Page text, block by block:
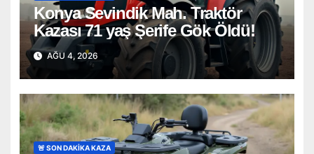
Konya Sevindik Mah. Traktör
Kazası 71 yaş Şerife Gök Öldü!
AĞU 4, 2026
🚨 SON DAKİKA KAZA